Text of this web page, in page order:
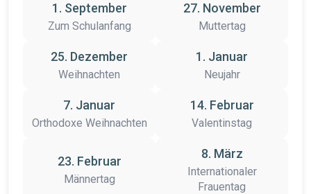
1. September
Zum Schulanfang
27. November
Muttertag
25. Dezember
Weihnachten
1. Januar
Neujahr
7. Januar
Orthodoxe Weihnachten
14. Februar
Valentinstag
23. Februar
Männertag
8. März
Internationaler
Frauentag